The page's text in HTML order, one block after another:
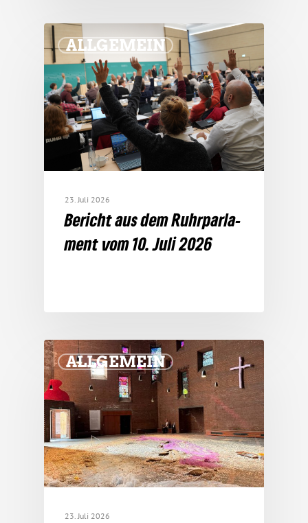
ALLGEMEIN
23. Juli 2026
Bericht aus dem Ruhr­par­la­
ment vom 10. Juli 2026
ALLGEMEIN
23. Juli 2026